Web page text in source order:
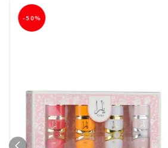
-50%